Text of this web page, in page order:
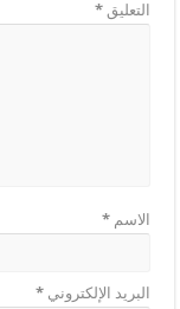
التعليق*
الاسم*
البريد الإلكتروني*